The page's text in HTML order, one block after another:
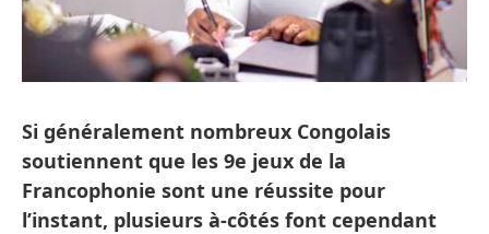
Si généralement nombreux Congolais
soutiennent que les 9e jeux de la
Francophonie sont une réussite pour
l’instant, plusieurs à-côtés font cependant